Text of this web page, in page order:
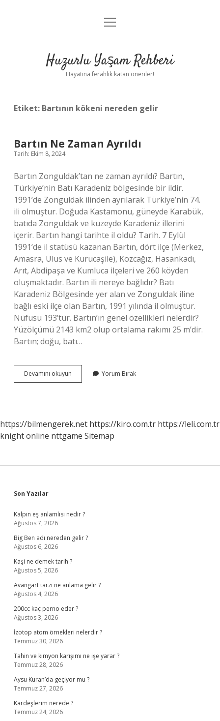
Anasayfa
Yasal Uyarı
menüyü
Huzurlu Yaşam Rehberi
Hayatına ferahlık katan öneriler!
Etiket: Bartının kökeni nereden gelir
Bartın Ne Zaman Ayrıldı
Tarih: Ekim 8, 2024
Bartın Zonguldak’tan ne zaman ayrıldı? Bartın,
Türkiye’nin Batı Karadeniz bölgesinde bir ildir.
1991’de Zonguldak ilinden ayrılarak Türkiye’nin 74.
ili olmuştur. Doğuda Kastamonu, güneyde Karabük,
batıda Zonguldak ve kuzeyde Karadeniz illerini
içerir. Bartın hangi tarihte il oldu? Tarih. 7 Eylül
1991’de il statüsü kazanan Bartın, dört ilçe (Merkez,
Amasra, Ulus ve Kurucaşile), Kozcağız, Hasankadı,
Arıt, Abdipaşa ve Kumluca ilçeleri ve 260 köyden
oluşmaktadır. Bartın ili nereye bağlıdır? Batı
Karadeniz Bölgesinde yer alan ve Zonguldak iline
bağlı eski ilçe olan Bartın, 1991 yılında il olmuştur.
Nüfusu 193’tür. Bartın’ın genel özellikleri nelerdir?
Yüzölçümü 2143 km2 olup ortalama rakımı 25 m’dir.
Bartın; doğu, batı…
Devamını okuyun
Ne
Yorum Bırak
https://bilmengerek.net https://kiro.com.tr https://leli.com.tr
knight online nttgame Sitemap
Sidebar
Son Yazılar
Kalpın eş anlamlısı nedir ?
Ağustos 7, 2026
Big Ben adı nereden gelir ?
Ağustos 6, 2026
Kaşi ne demek tarih ?
Ağustos 5, 2026
Avangart tarzı ne anlama gelir ?
Ağustos 4, 2026
200cc kaç perno eder ?
Ağustos 3, 2026
İzotop atom örnekleri nelerdir ?
Temmuz 30, 2026
Tahin ve kimyon karışımı ne işe yarar ?
Temmuz 28, 2026
Aysu Kuran’da geçiyor mu ?
Temmuz 27, 2026
Kardeşlerim nerede ?
Temmuz 24, 2026